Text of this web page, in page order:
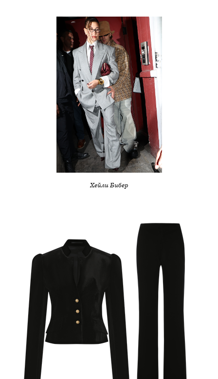
Хейли Бибер